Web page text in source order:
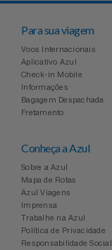
Para sua viagem
Voos Internacionais
Aplicativo Azul
Check-in Mobile
Informações
Bagagem Despachada
Fretamento
Conheça a Azul
Sobre a Azul
Mapa de Rotas
Azul Viagens
Imprensa
Trabalhe na Azul
Política de Privacidade
Responsabilidade Social